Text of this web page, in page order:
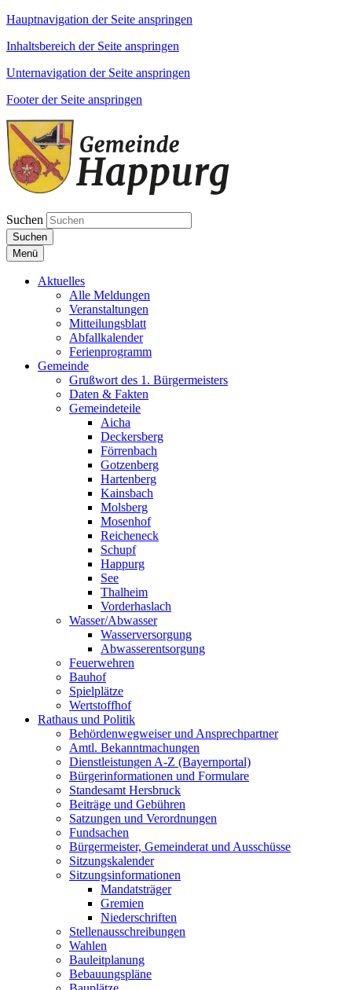
Hauptnavigation der Seite anspringen
Inhaltsbereich der Seite anspringen
Unternavigation der Seite anspringen
Footer der Seite anspringen
Suchen
Suchen
Menü
Aktuelles
Alle Meldungen
Veranstaltungen
Mitteilungsblatt
Abfallkalender
Ferienprogramm
Gemeinde
Grußwort des 1. Bürgermeisters
Daten & Fakten
Gemeindeteile
Aicha
Deckersberg
Förrenbach
Gotzenberg
Hartenberg
Kainsbach
Molsberg
Mosenhof
Reicheneck
Schupf
Happurg
See
Thalheim
Vorderhaslach
Wasser/Abwasser
Wasserversorgung
Abwasserentsorgung
Feuerwehren
Bauhof
Spielplätze
Wertstoffhof
Rathaus und Politik
Behördenwegweiser und Ansprechpartner
Amtl. Bekanntmachungen
Dienstleistungen A-Z (Bayernportal)
Bürgerinformationen und Formulare
Standesamt Hersbruck
Beiträge und Gebühren
Satzungen und Verordnungen
Fundsachen
Bürgermeister, Gemeinderat und Ausschüsse
Sitzungskalender
Sitzungsinformationen
Mandatsträger
Gremien
Niederschriften
Stellenausschreibungen
Wahlen
Bauleitplanung
Bebauungspläne